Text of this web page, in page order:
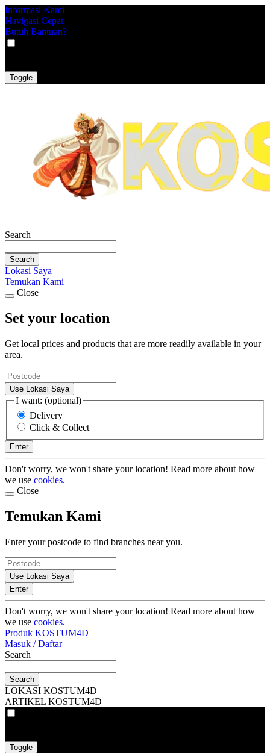
Informasi Kami
Navigasi Cepat
Butuh Bantuan?
Toggle
Search
Search
Lokasi Saya
Temukan Kami
Close
Set your location
Get local prices and products that are more readily available in your
area.
Use Lokasi Saya
I want: (optional)
Delivery
Click & Collect
Enter
Don't worry, we won't share your location! Read more about how
we use cookies.
Close
Temukan Kami
Enter your postcode to find branches near you.
Use Lokasi Saya
Enter
Don't worry, we won't share your location! Read more about how
we use cookies.
Produk KOSTUM4D
Masuk / Daftar
Search
Search
LOKASI KOSTUM4D
ARTIKEL KOSTUM4D
Toggle